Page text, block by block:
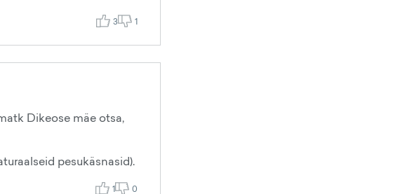
3 1
Dikeose mäe otsa,
pesukäsnasid).
1 0